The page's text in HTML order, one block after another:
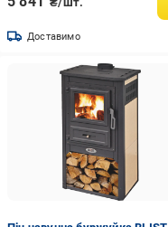
Доставимо